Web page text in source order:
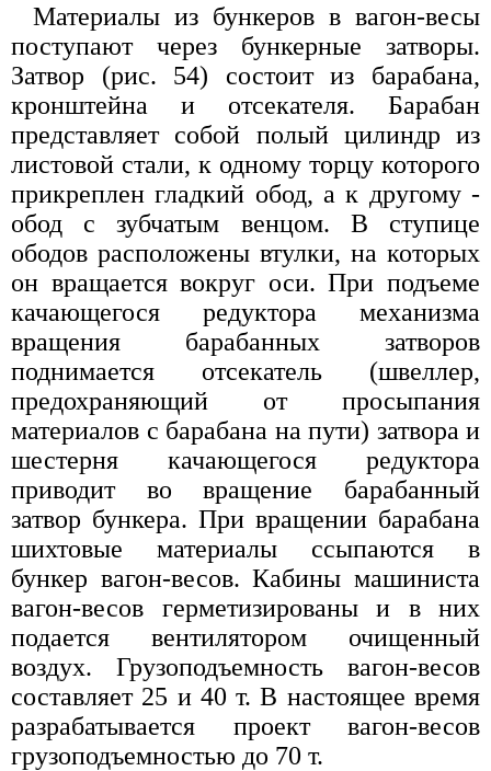
Материалы из бункеров в вагон-весы
поступают через бункерные затворы.
Затвор (рис. 54) состоит из барабана,
кронштейна и отсекателя. Барабан
представляет собой полый цилиндр из
листовой стали, к одному торцу которого
прикреплен гладкий обод, а к другому -
обод с зубчатым венцом. В ступице
ободов расположены втулки, на которых
он вращается вокруг оси. При подъеме
качающегося редуктора механизма
вращения барабанных затворов
поднимается отсекатель (швеллер,
предохраняющий от просыпания
материалов с барабана на пути) затвора и
шестерня качающегося редуктора
приводит во вращение барабанный
затвор бункера. При вращении барабана
шихтовые материалы ссыпаются в
бункер вагон-весов. Кабины машиниста
вагон-весов герметизированы и в них
подается вентилятором очищенный
воздух. Грузоподъемность вагон-весов
составляет 25 и 40 т. В настоящее время
разрабатывается проект вагон-весов
грузоподъемностью до 70 т.